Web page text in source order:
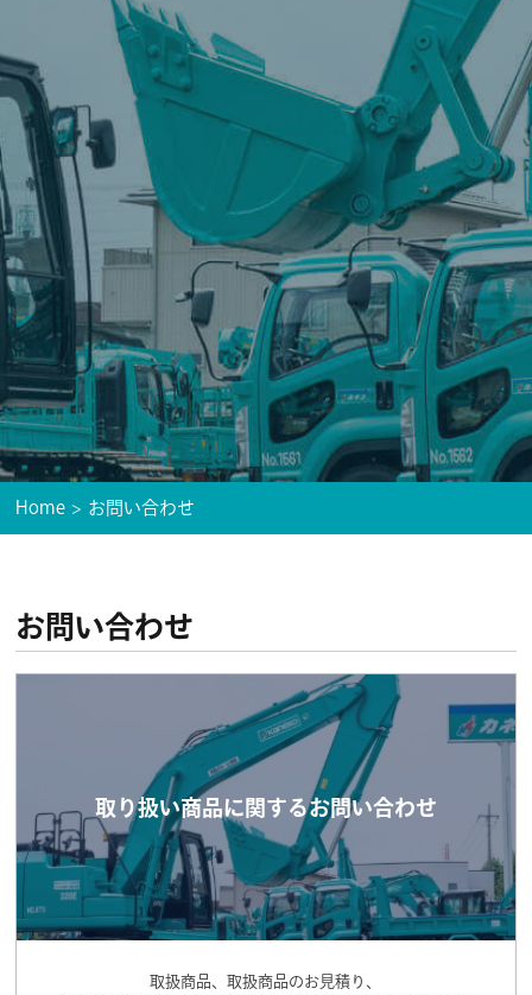
Home お問い合わせ
お問い合わせ
取り扱い商品に関するお問い合わせ
取扱商品、取扱商品のお見積り、